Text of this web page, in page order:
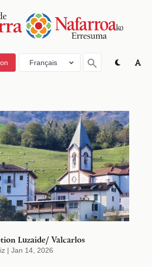
Français
Luzaide/ Valcarlos
| Jan 14, 2026